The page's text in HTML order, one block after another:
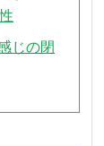
じの閉